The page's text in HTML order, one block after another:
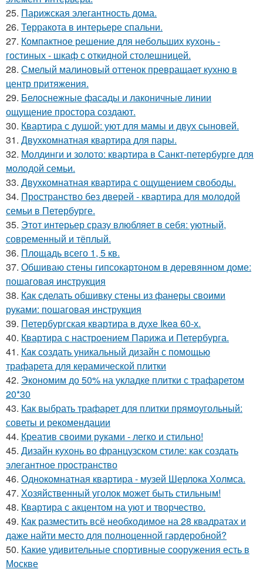
25. Парижская элегантность дома.
26. Терракота в интерьере спальни.
27. Компактное решение для небольших кухонь -
гостиных - шкаф с откидной столешницей.
28. Смелый малиновый оттенок превращает кухню в
центр притяжения.
29. Белоснежные фасады и лаконичные линии
ощущение простора создают.
30. Квартира с душой: уют для мамы и двух сыновей.
31. Двухкомнатная квартира для пары.
32. Молдинги и золото: квартира в Санкт-петербурге для
молодой семьи.
33. Двухкомнатная квартира с ощущением свободы.
34. Пространство без дверей - квартира для молодой
семьи в Петербурге.
35. Этот интерьер сразу влюбляет в себя: уютный,
современный и тёплый.
36. Площадь всего 1, 5 кв.
37. Обшиваю стены гипсокартоном в деревянном доме:
пошаговая инструкция
38. Как сделать обшивку стены из фанеры своими
руками: пошаговая инструкция
39. Петербургская квартира в духе Ikea 60-х.
40. Квартира с настроением Парижа и Петербурга.
41. Как создать уникальный дизайн с помощью
трафарета для керамической плитки
42. Экономим до 50% на укладке плитки с трафаретом
20*30
43. Как выбрать трафарет для плитки прямоугольный:
советы и рекомендации
44. Креатив своими руками - легко и стильно!
45. Дизайн кухонь во французском стиле: как создать
элегантное пространство
46. Однокомнатная квартира - музей Шерлока Холмса.
47. Хозяйственный уголок может быть стильным!
48. Квартира с акцентом на уют и творчество.
49. Как разместить всё необходимое на 28 квадратах и
даже найти место для полноценной гардеробной?
50. Какие удивительные спортивные сооружения есть в
Москве